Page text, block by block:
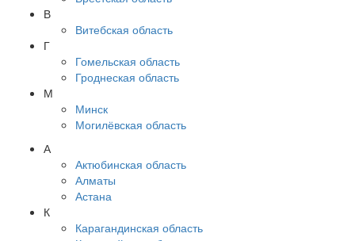
В
Витебская область
Г
Гомельская область
Гроднеская область
М
Минск
Могилёвская область
А
Актюбинская область
Алматы
Астана
К
Карагандинская область